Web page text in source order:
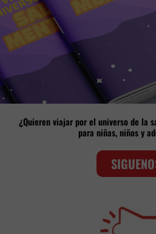
¿Quieren viajar por el universo de la
para niñas, niños y